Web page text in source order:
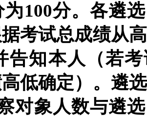
为100分。各遴
考试总成绩从
告知本人（若
低确定）。遴选
对象人数与遴